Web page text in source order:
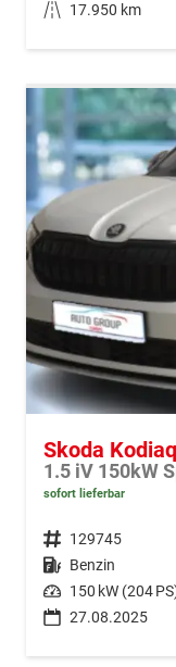
Kilometerstand
17.950 km
Skoda Kodiaq
1.5 iV 150kW
sofort lieferbar
Fahrzeugnr. 129745
Kraftstoff Benzin
Leistung 150 kW (204
27.08.2025